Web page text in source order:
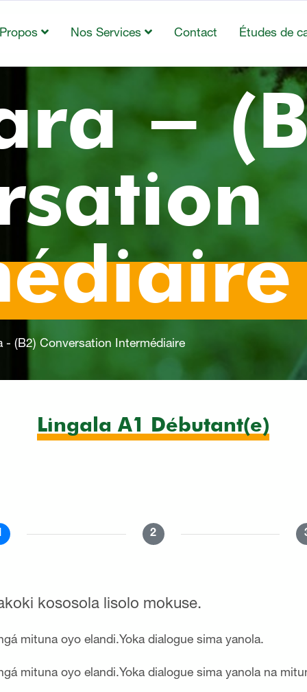
Nos Services Contact Études de
-
- (B2) Conversation Intermédiaire
Lingala A1 Débutant(e)
2
kososola lisolo mokuse.
mituna oyo elandi.Yoka dialogue sima yanola.
mituna oyo elandi.Yoka dialogue sima yanola na